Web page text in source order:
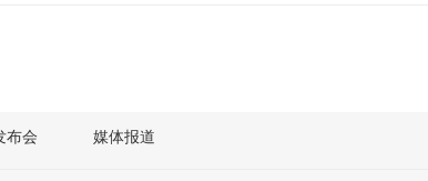
布会 媒体报道